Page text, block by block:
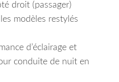
droit (passager)
modèles restylés
d’éclairage et
conduite de nuit en